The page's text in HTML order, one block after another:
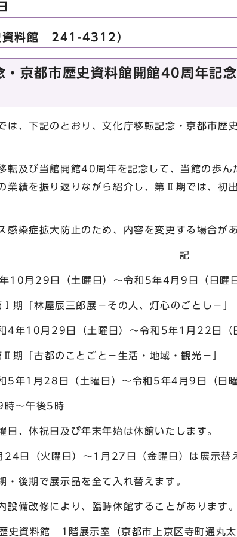
資料館 241-4312）
・京都市歴史資料館開館40周年記
、下記のとおり、文化庁移転記念・京都市歴
転及び当館開館40周年を記念して、当館の歩
業績を振り返りながら紹介し、第Ⅱ期では、初
感染症拡大防止のため、内容を変更する場合があ
29日（土曜日）～令和5年4月9日（日曜日
郎展－その人、灯心のごとし－」
日（土曜日）～令和5年1月22日（
とごと－生活・地域・観光－」
（土曜日）～令和5年4月9日（日曜
後5時
及び年末年始は休館いたします。
）～1月27日（金曜日）は展示替えの
示品を全て入れ替えます。
より、臨時休館することがあります。
料館 1階展示室（京都市上京区寺町通丸太